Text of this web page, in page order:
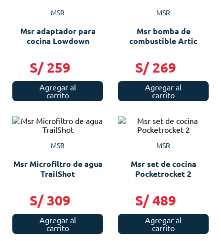
MSR
Msr adaptador para
cocina Lowdown
S/ 259
Agregar al
carrito
MSR
Msr bomba de
combustible Artic
S/ 269
Agregar al
carrito
MSR
Msr Microfiltro de agua
TrailShot
S/ 309
Agregar al
carrito
MSR
Msr set de cocina
Pocketrocket 2
S/ 489
Agregar al
carrito